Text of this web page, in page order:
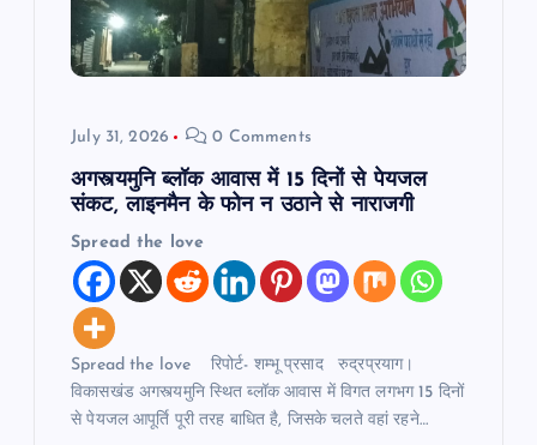
July 31, 2026 0 Comments
अगस्त्यमुनि ब्लॉक आवास में 15 दिनों से पेयजल
संकट, लाइनमैन के फोन न उठाने से नाराजगी
Spread the love
Spread the love रिपोर्ट- शम्भू प्रसाद रुद्रप्रयाग।
विकासखंड अगस्त्यमुनि स्थित ब्लॉक आवास में विगत लगभग 15 दिनों
से पेयजल आपूर्ति पूरी तरह बाधित है, जिसके चलते वहां रहने…